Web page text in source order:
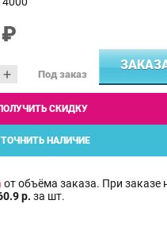
+ Под заказ
СКИДКУ
НАЛИЧИЕ
от объёма заказа. При заказе
р. за шт.